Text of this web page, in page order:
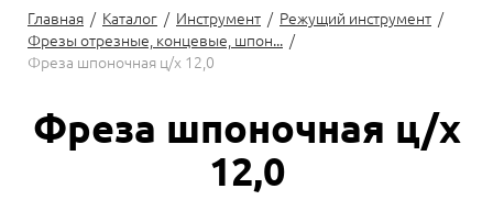
Главная
Каталог Инструмент
Режущий инструмент
Фрезы отрезные, концевые, шпон...
Фреза шпоночная ц/х 12,0
Фреза шпоночная ц/х
12,0